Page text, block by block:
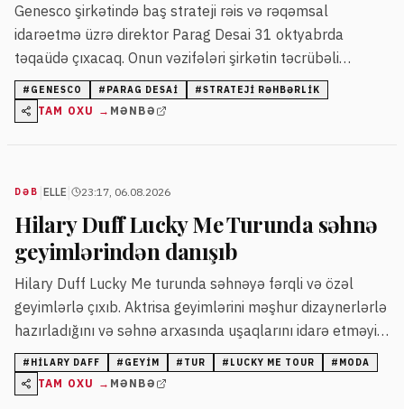
Genesco şirkətində baş strateji rəis və rəqəmsal
idarəetmə üzrə direktor Parag Desai 31 oktyabrda
təqaüdə çıxacaq. Onun vəzifələri şirkətin təcrübəli
rəhbərlik üzvlərinə veriləcək.
# GENESCO # PARAG DESAI #STRATEJI RƏHBƏRLIK
TAM OXU → MƏNBƏ
DƏB ELLE 23:17, 06.08.2026
Hilary Duff Lucky Me Turunda səhnə
geyimlərindən danışıb
Hilary Duff Lucky Me turunda səhnəyə fərqli və özəl
geyimlərlə çıxıb. Aktrisa geyimlərini məşhur dizaynerlərlə
hazırladığını və səhnə arxasında uşaqlarını idarə etməyin
ona çətinlik yaratdığını deyib.
# HILARY DAFF # GEYIM # TUR # LUCKY ME TOUR # MODA
TAM OXU → MƏNBƏ